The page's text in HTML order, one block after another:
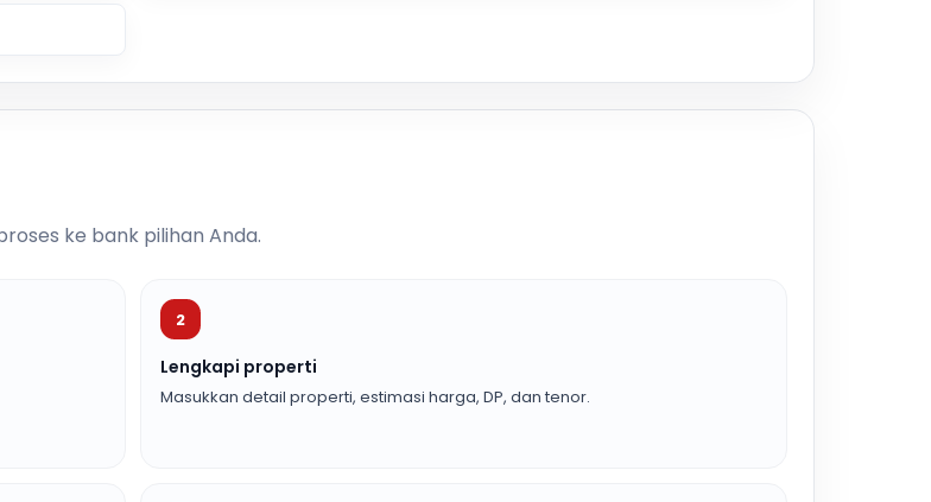
ke bank pilihan Anda.
2
Lengkapi properti
Masukkan detail properti, estimasi harga, DP, dan tenor.